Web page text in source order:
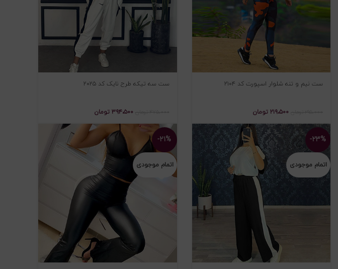
ست نیم و تنه شلوار اسپورت کد ۲۱۰۴
۲۱۹،۵۰۰ تومان
ست سه تیکه طرح نایک کد ۲۰۲۵
۳۹۴،۵۰۰ تومان
-۲۳%
اتمام موجودی
-۲۱%
اتمام موجودی